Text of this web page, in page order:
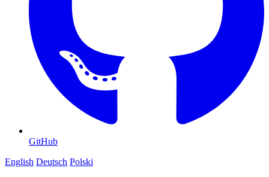
GitHub
English Deutsch Polski